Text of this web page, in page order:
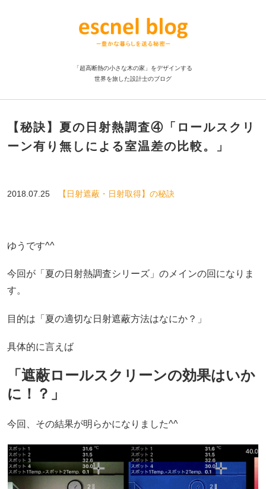
「超高断熱の小さな木の家」をデザインする
世界を旅した設計士のブログ
【秘訣】夏の日射熱調査④「ロールスクリ
ーン有り無しによる室温差の比較。」
2018.07.25 【日射遮蔽・日射取得】の秘訣
ゆうです^^
今回が「夏の日射熱調査シリーズ」のメインの回になりま
す。
目的は「夏の適切な日射遮蔽方法はなにか？」
具体的に言えば
「遮蔽ロールスクリーンの効果はいか
に！？」
今回、その結果が明らかになりました^^